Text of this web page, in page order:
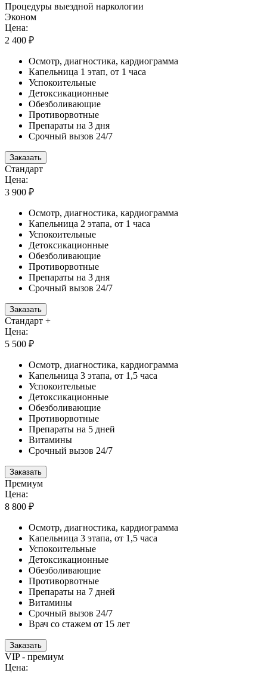
Процедуры выездной наркологии
Эконом
Цена:
2 400 ₽
Осмотр, диагностика, кардиограмма
Капельница 1 этап, от 1 часа
Успокоительные
Детоксикационные
Обезболивающие
Противорвотные
Препараты на 3 дня
Срочный вызов 24/7
Заказать
Стандарт
Цена:
3 900 ₽
Осмотр, диагностика, кардиограмма
Капельница 2 этапа, от 1 часа
Успокоительные
Детоксикационные
Обезболивающие
Противорвотные
Препараты на 3 дня
Срочный вызов 24/7
Заказать
Стандарт +
Цена:
5 500 ₽
Осмотр, диагностика, кардиограмма
Капельница 3 этапа, от 1,5 часа
Успокоительные
Детоксикационные
Обезболивающие
Противорвотные
Препараты на 5 дней
Витамины
Срочный вызов 24/7
Заказать
Премиум
Цена:
8 800 ₽
Осмотр, диагностика, кардиограмма
Капельница 3 этапа, от 1,5 часа
Успокоительные
Детоксикационные
Обезболивающие
Противорвотные
Препараты на 7 дней
Витамины
Срочный вызов 24/7
Врач со стажем от 15 лет
Заказать
VIP - премиум
Цена: